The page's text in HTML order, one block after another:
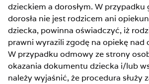
dzieckiem a dorosłym. W przypadku
dorosła nie jest rodzicem ani
dziecka, powinna oświadczyć, iż
prawni wyrazili zgodę na opiekę nad
W przypadku odmowy ze strony
okazania dokumentu dziecka i/lub
należy wyjaśnić, że procedura służy